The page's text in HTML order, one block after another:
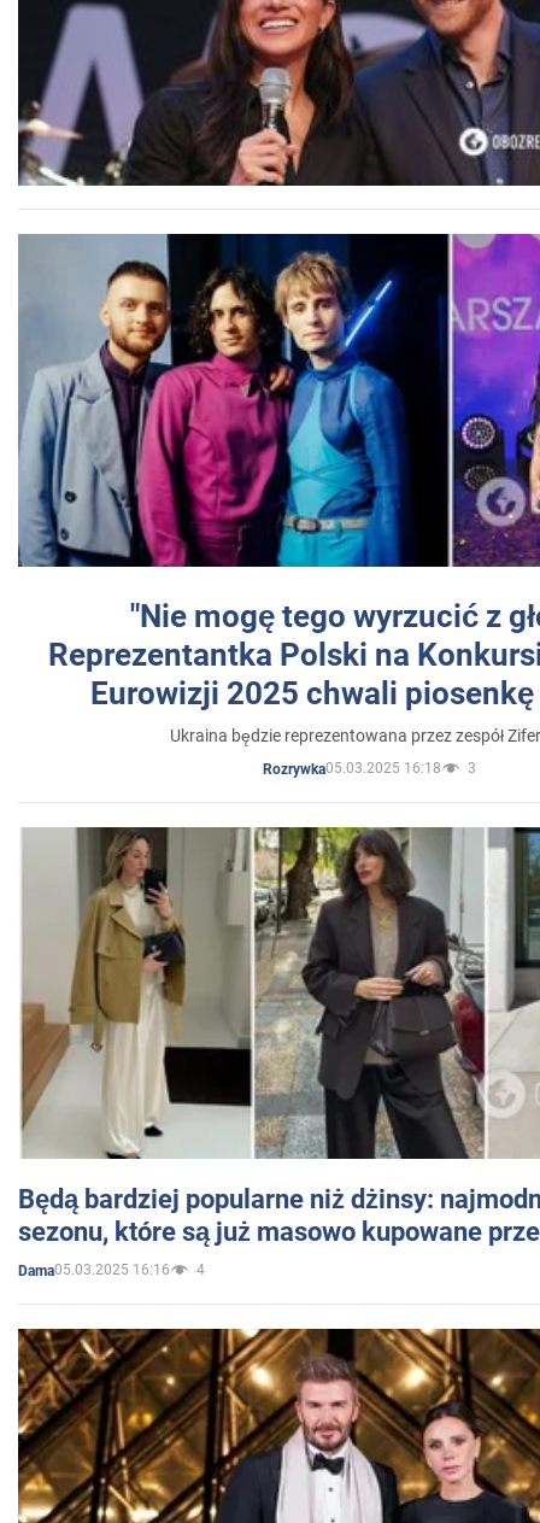
"Nie mogę tego wyrzucić z
Reprezentantka Polski na
Eurowizji 2025 chwali
Ukraina będzie reprezentowana przez zespół
Rozrywka05.03.2025 16:18 3
Będą bardziej popularne niż dżinsy:
sezonu, które są już masowo kupowane
Dama05.03.2025 16:16 4